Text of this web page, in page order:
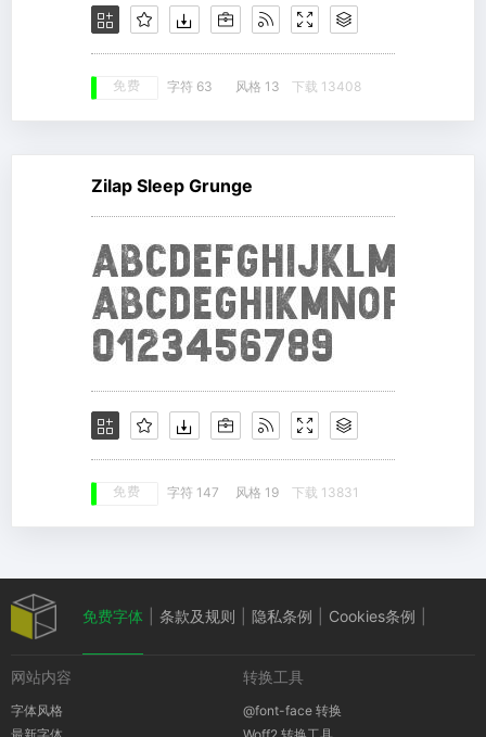
免费 字符 63 风格 13 下载 13408
Zilap Sleep Grunge
免费 字符 147 风格 19 下载 13831
免费字体 条款及规则 隐私条例 Cookies条例
网站内容
字体风格
转换工具
@font-face 转换